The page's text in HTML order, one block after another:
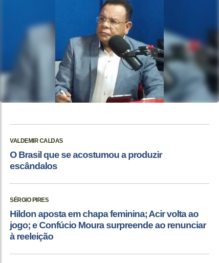
VALDEMIR CALDAS
O Brasil que se acostumou a produzir
escândalos
SÉRGIO PIRES
Hildon aposta em chapa feminina; Acir volta ao
jogo; e Confúcio Moura surpreende ao renunciar
à reeleição